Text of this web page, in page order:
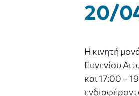
20/
Η κινητή
Ευγενίου
και 17:00 –